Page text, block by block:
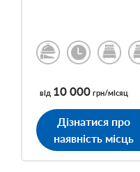
від 10 000 грн/місяц
Дізнатися про
наявність місць